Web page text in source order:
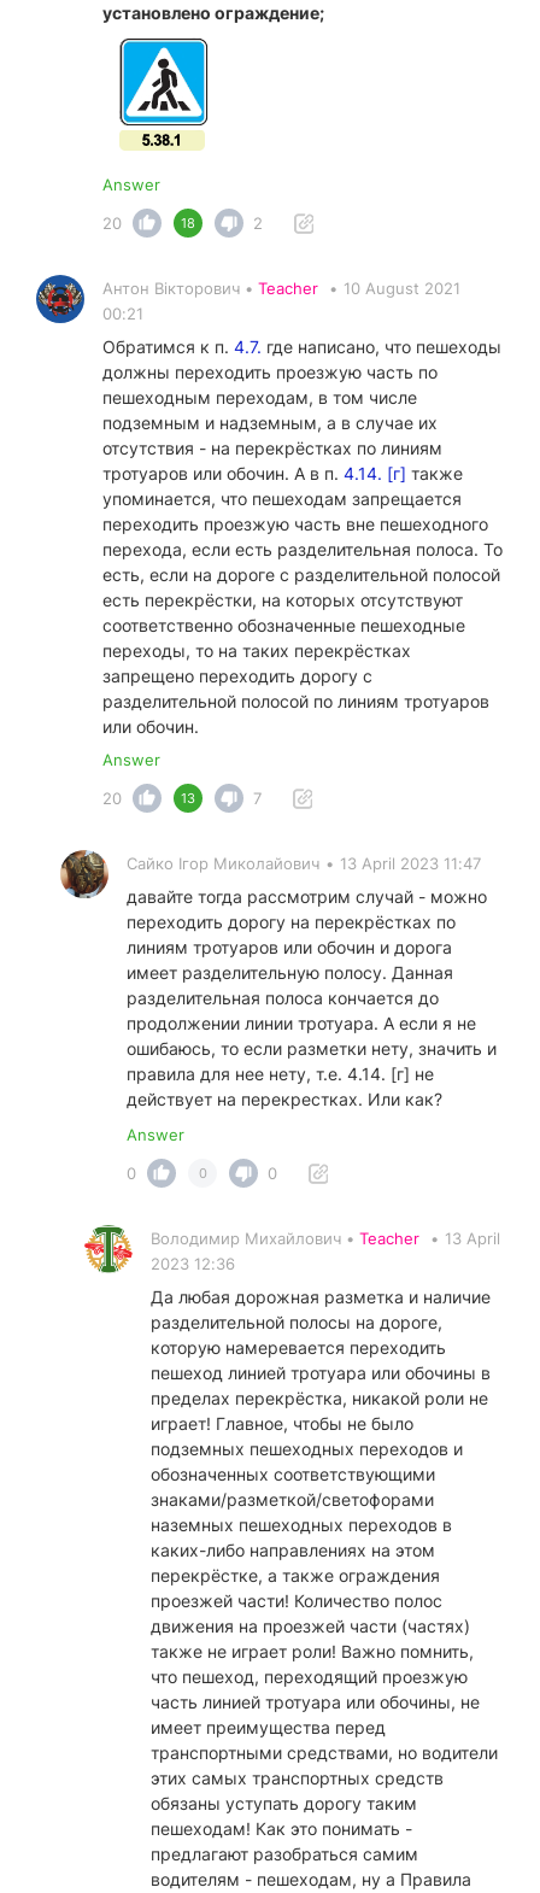
установлено ограждение;
Answer
20
18 2
Антон Вікторович • Teacher • 10 August 2021
00:21
Обратимся к п. 4.7. где написано, что пешеходы
должны переходить проезжую часть по
пешеходным переходам, в том числе
подземным и надземным, а в случае их
отсутствия - на перекрёстках по линиям
тротуаров или обочин. А в п. 4.14. [г] также
упоминается, что пешеходам запрещается
переходить проезжую часть вне пешеходного
перехода, если есть разделительная полоса. То
есть, если на дороге с разделительной полосой
есть перекрёстки, на которых отсутствуют
соответственно обозначенные пешеходные
переходы, то на таких перекрёстках
запрещено переходить дорогу с
разделительной полосой по линиям тротуаров
или обочин.
Answer
20
13 7
Сайко Ігор Миколайович • 13 April 2023 11:47
давайте тогда рассмотрим случай - можно
переходить дорогу на перекрёстках по
линиям тротуаров или обочин и дорога
имеет разделительную полосу. Данная
разделительная полоса кончается до
продолжении линии тротуара. А если я не
ошибаюсь, то если разметки нету, значить и
правила для нее нету, т.е. 4.14. [г] не
действует на перекрестках. Или как?
Answer
0
0 0
Володимир Михайлович • Teacher • 13 April
2023 12:36
Да любая дорожная разметка и наличие
разделительной полосы на дороге,
которую намеревается переходить
пешеход линией тротуара или обочины в
пределах перекрёстка, никакой роли не
играет! Главное, чтобы не было
подземных пешеходных переходов и
обозначенных соответствующими
знаками/разметкой/светофорами
наземных пешеходных переходов в
каких-либо направлениях на этом
перекрёстке, а также ограждения
проезжей части! Количество полос
движения на проезжей части (частях)
также не играет роли! Важно помнить,
что пешеход, переходящий проезжую
часть линией тротуара или обочины, не
имеет преимущества перед
транспортными средствами, но водители
этих самых транспортных средств
обязаны уступать дорогу таким
пешеходам! Как это понимать -
предлагают разобраться самим
водителям - пешеходам, ну а Правила